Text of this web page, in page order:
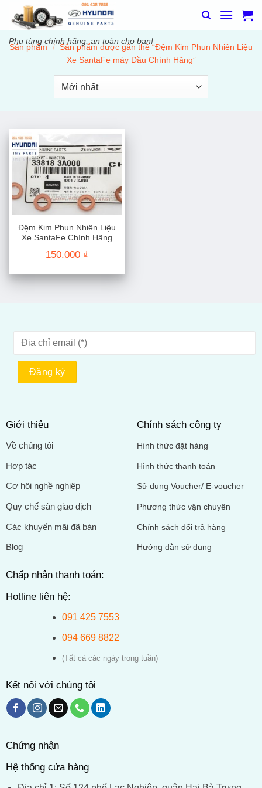
qua
nội
dung
Phụ tùng chính hãng, an toàn cho bạn!
Sản phẩm / Sản phẩm được gắn thẻ “Đệm Kim Phun Nhiên Liệu
Xe SantaFe máy Dầu Chính Hãng”
Đệm Kim Phun Nhiên Liệu
Xe SantaFe Chính Hãng
150.000 ₫
Giới thiệu
Về chúng tôi
Hợp tác
Cơ hội nghề nghiệp
Quy chế sàn giao dịch
Các khuyến mãi đã bán
Blog
Chính sách công ty
Hình thức đặt hàng
Hình thức thanh toán
Sử dụng Voucher/ E-voucher
Phương thức vận chuyên
Chính sách đổi trả hàng
Hướng dẫn sử dụng
Chấp nhận thanh toán:
Hotline liên hệ:
091 425 7553
094 669 8822
(Tất cả các ngày trong tuần)
Kết nối với chúng tôi
Chứng nhận
Hệ thống cửa hàng